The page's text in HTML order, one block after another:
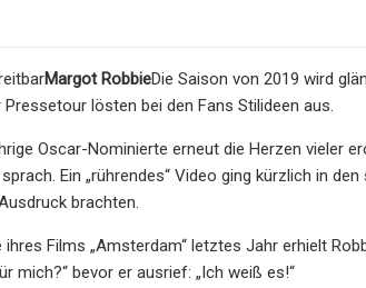
Margot RobbieDie Saison von 2019 wird
lösten bei den Fans Stilideen aus.
Oscar-Nominierte erneut die Herzen vieler
Ein „rührendes“ Video ging kürzlich in
brachten.
Films „Amsterdam“ letztes Jahr erhielt
mich?“ bevor er ausrief: „Ich weiß es!“